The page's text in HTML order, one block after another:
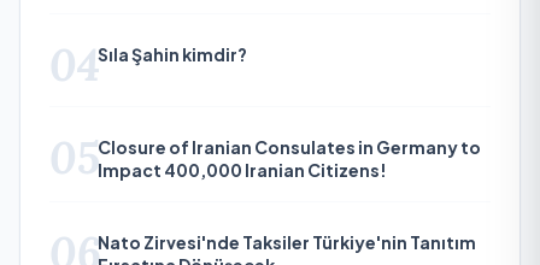
04Sıla Şahin kimdir?
05Closure of Iranian Consulates in Germany to
Impact 400,000 Iranian Citizens!
06Nato Zirvesi'nde Taksiler Türkiye'nin Tanıtım